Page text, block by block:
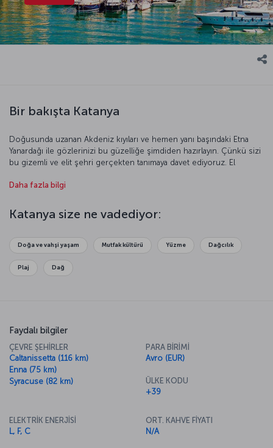
Bir bakışta Katanya
Doğusunda uzanan Akdeniz kıyıları ve hemen yanı başındaki Etna
Yanardağı ile gözlerinizi bu güzelliğe şimdiden hazırlayın. Çünkü sizi
bu gizemli ve elit şehri gerçekten tanımaya davet ediyoruz. El
durağı olan Katanya’nın küçük İtalyan köylerinde doğanın tadını
sürebilirsiniz. İtalyan mimarisinin hüküm sürdüğü tarihi yapılar da
tatilinizi anlamlı kılacak olan bir diğer unsur. Hem kültürel hem de
tatmin edecek bir şehir olduğundan emin olabilirsiniz.
Daha fazla bilgi
Katanya size ne vadediyor:
Doğa ve vahşi yaşam Mutfak kültürü Yüzme Dağcılık
Plaj Dağ
Faydalı bilgiler
ÇEVRE ŞEHİRLER
Caltanissetta (116 km)
Enna (75 km)
Syracuse (82 km)
PARA BİRİMİ
Avro (EUR)
ÜLKE KODU
+39
ELEKTRİK ENERJİSİ
L, F, C
ORT. KAHVE FİYATI
N/A